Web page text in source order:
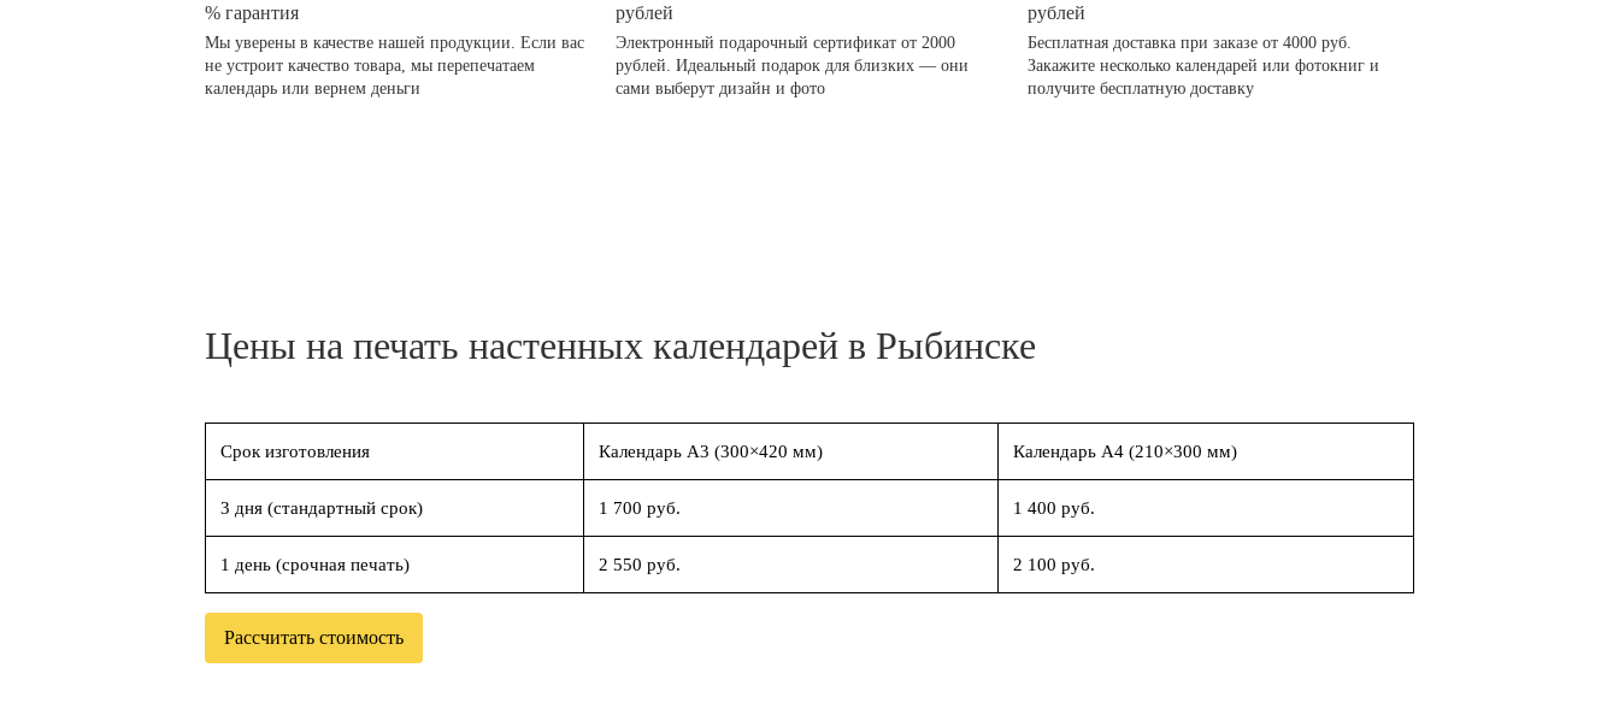
% гарантия
Мы уверены в качестве нашей продукции. Если вас
не устроит качество товара, мы перепечатаем
календарь или вернем деньги
рублей
Электронный подарочный сертификат от 2000
рублей. Идеальный подарок для близких — они
сами выберут дизайн и фото
рублей
Бесплатная доставка при заказе от 4000 руб.
Закажите несколько календарей или фотокниг и
получите бесплатную доставку
Цены на печать настенных календарей в Рыбинске
Срок изготовления Календарь А3 (300×420 мм) Календарь А4 (210×300 мм)
3 дня (стандартный срок) 1 700 руб. 1 400 руб.
1 день (срочная печать) 2 550 руб. 2 100 руб.
Рассчитать стоимость